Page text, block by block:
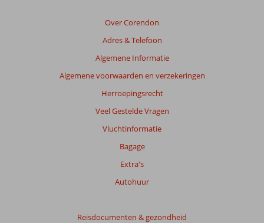
Over Corendon
Adres & Telefoon
Algemene Informatie
Algemene voorwaarden en verzekeringen
Herroepingsrecht
Veel Gestelde Vragen
Vluchtinformatie
Bagage
Extra's
Autohuur
Reisdocumenten & gezondheid